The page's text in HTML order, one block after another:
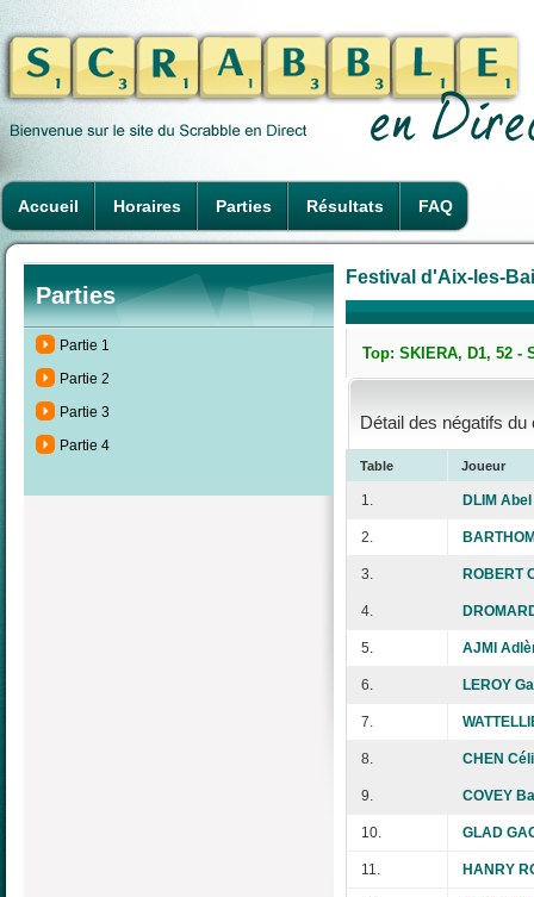
Accueil Horaires Parties Résultats FAQ
Parties
Partie 1
Partie 2
Partie 3
Partie 4
Festival d'Aix-les-
Top: SKIERA, D1, 52 -
Détail des négatifs
Table Joueur
1. DLIM Abel
2.
3. ROBERT
4.
5. AJMI
6. LEROY
7.
8. CHEN
9. COVEY
10. GLAD
11. HANRY